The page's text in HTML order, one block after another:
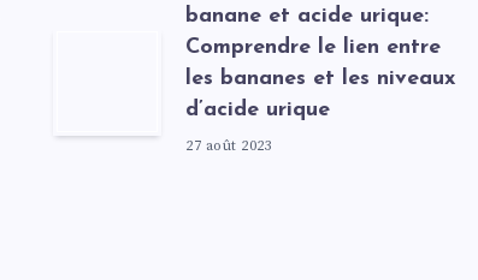
banane et acide urique:
Comprendre le lien entre
les bananes et les niveaux
d’acide urique
27 août 2023